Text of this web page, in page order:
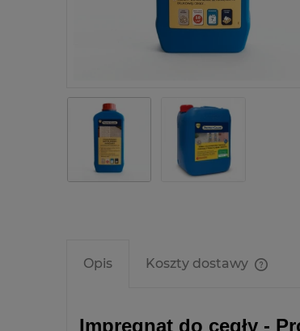
Opis Koszty dostawy
Impregnat do cegły -